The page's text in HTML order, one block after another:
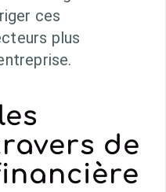
ces
plus
de